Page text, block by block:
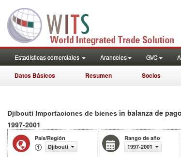
Estadísticas comerciales Aranceles GVC
Datos Básicos Resumen Socios
Djibouti Importaciones de bienes in balanza de
1997-2001
País/Región
Djibouti
Rango de año
1997-2001